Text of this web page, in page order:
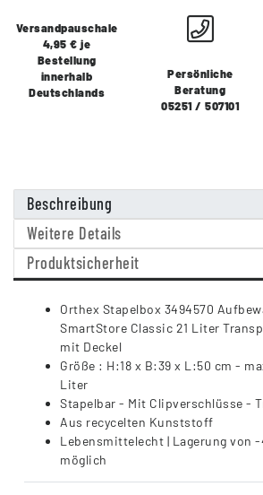
Versandpauschale
4,95 € je
Bestellung
innerhalb
Deutschlands
Persönliche
Beratung
05251 / 507101
Beschreibung
Weitere Details
Produktsicherheit
Orthex Stapelbox 3494570
SmartStore Classic 21 Liter
mit Deckel
Größe : H:18 x B:39 x L:50 cm -
Liter
Stapelbar - Mit Clipverschlüsse -
Aus recycelten Kunststoff
Lebensmittelecht | Lagerung von -
möglich